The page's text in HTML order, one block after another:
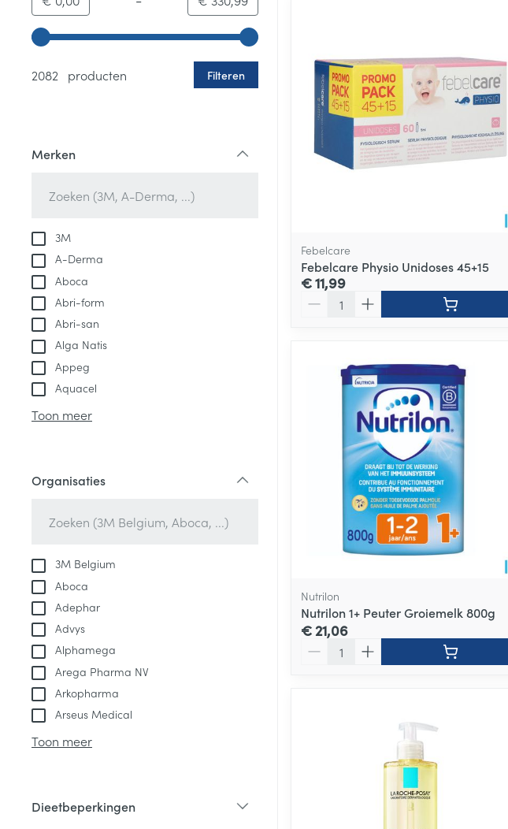
Gebruik de pijltjestoetsen links en rechts om de minimale en maximale
2082 producten
Filteren
Merken
3M
A-Derma
Aboca
Abri-form
Abri-san
Alga Natis
Appeg
Aquacel
Toon meer
Organisaties
3M Belgium
Aboca
Adephar
Advys
Alphamega
Arega Pharma NV
Arkopharma
Arseus Medical
Toon meer
Dieetbeperkingen
Febelcare
Febelcare Physio Unidoses 45+15
€ 11,99
Nutrilon
Nutrilon 1+ Peuter Groiemelk 800g
€ 21,06